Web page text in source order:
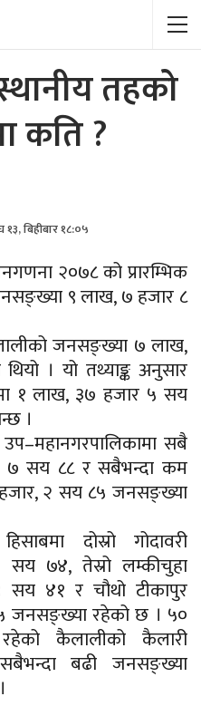
तहको
कति ?
बिहीबार १८:०५
२०७८ को प्रारम्भिक
९ लाख, ७ हजार ८
जनसङ्ख्या ७ लाख,
। यो तथ्याङ्क अनुसार
१ लाख, ३७ हजार ५ सय
।
सबै
७ सय ८८ र सबैभन्दा कम
हजार, २ सय ८५ जनसङ्ख्या
दोस्रो गोदावरी
सय ७४, तेस्रो लम्कीचुहा
सय ४१ र चौथो टीकापुर
जनसङ्ख्या रहेको छ । ५०
कैलालीको कैलारी
बढी जनसङ्ख्या